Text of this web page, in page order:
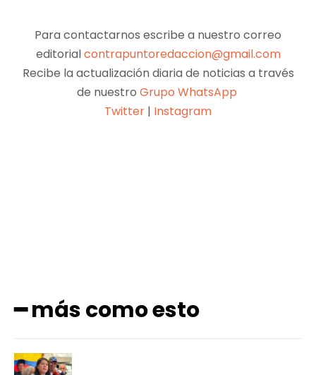
Para contactarnos escribe a nuestro correo
editorialcontrapuntoredaccion@gmail.com
Recibe la actualización diaria de noticias a través
de nuestro Grupo WhatsApp
Twitter | Instagram
━ más como esto